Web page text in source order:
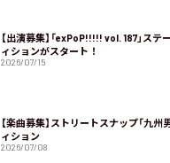
【出演募集】「exPoP!!!!! vol. 187」ス
ィションがスタート！
2026/07/15
【楽曲募集】ストリートスナップ「九州
ィション
2026/07/08